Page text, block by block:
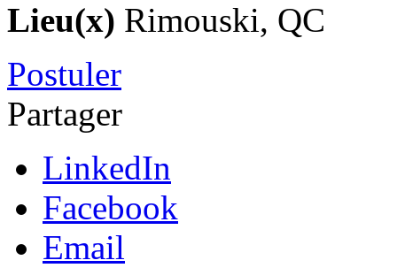
Lieu(x) Rimouski, QC
Postuler
Partager
LinkedIn
Facebook
Email